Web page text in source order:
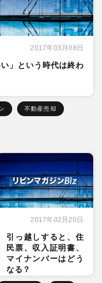
2017年03月08日
」という時代は終わ
不動産売却
2017年02月20日
引っ越しすると、住
民票、収入証明書、
マイナンバーはどう
なる？